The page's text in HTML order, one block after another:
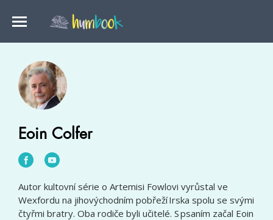
Eoin Colfer
Autor kultovní série o Artemisi Fowlovi vyrůstal ve
Wexfordu na jihovýchodním pobřeží Irska spolu se svými
čtyřmi bratry. Oba rodiče byli učitelé. S psaním začal Eoin